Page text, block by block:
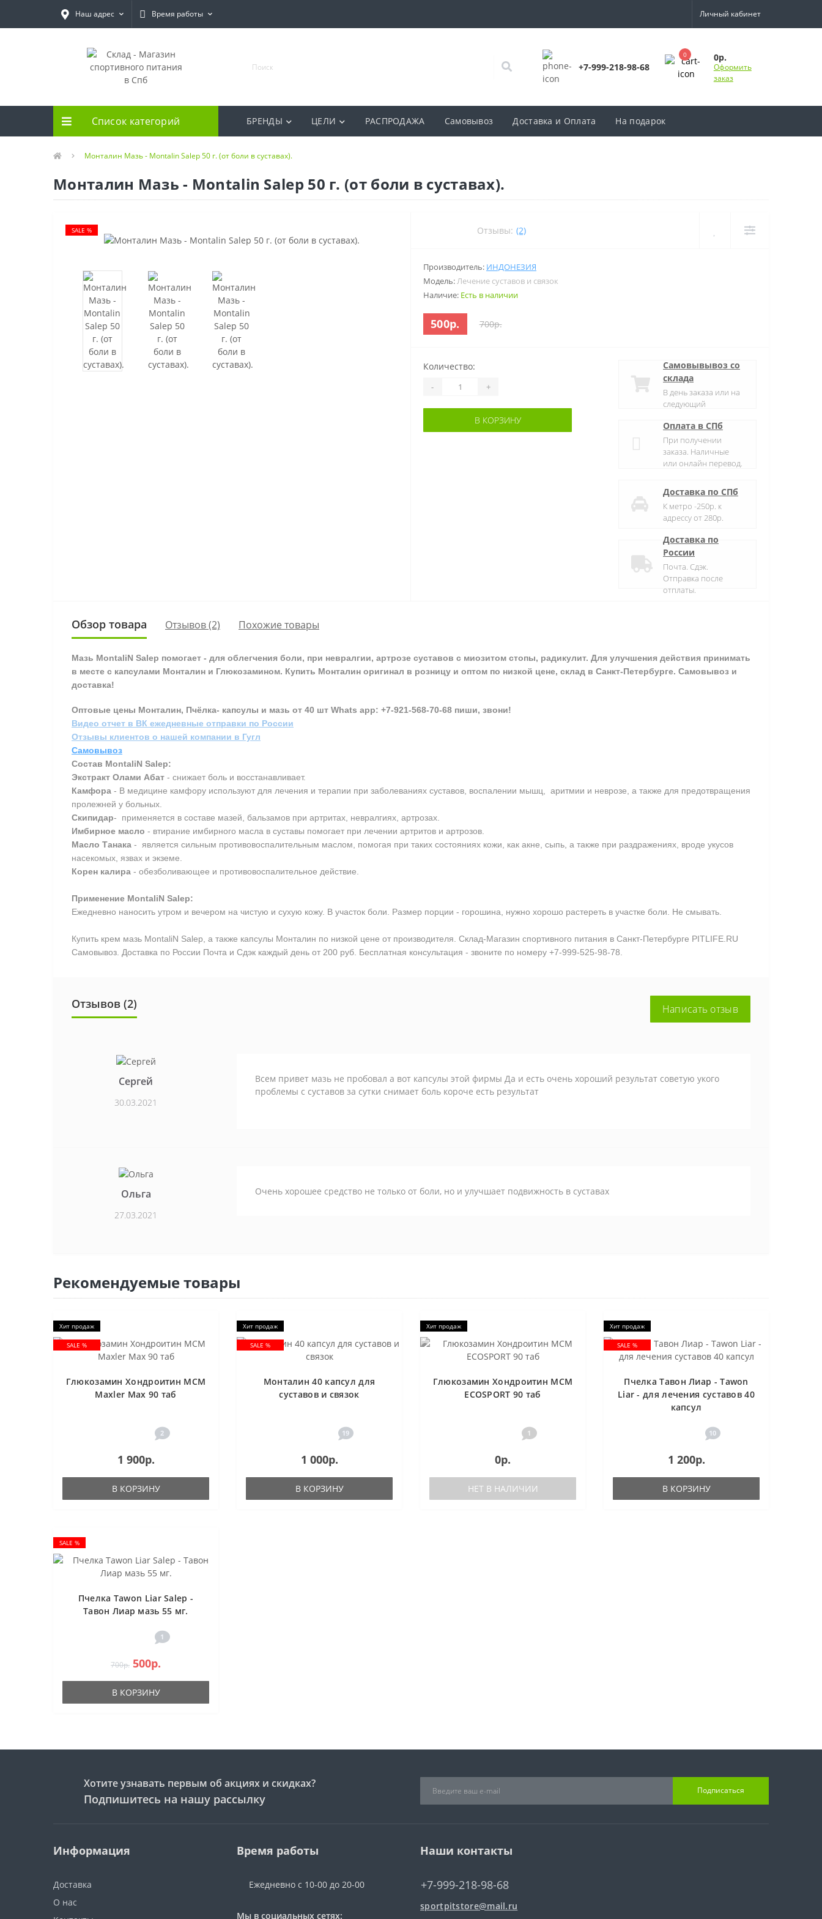
Наш адрес Время работы Личный кабинет
+7-999-218-98-68
0 0р.
Оформить
заказ
Список категорий БРЕНДЫ ЦЕЛИ РАСПРОДАЖА Самовывоз Доставка и Оплата На подарок
Монталин Мазь - Montalin Salep 50 г. (от боли в суставах).
Монталин Мазь - Montalin Salep 50 г. (от боли в суставах).
SALE % Отзывы: (2)
Производитель: ИНДОНЕЗИЯ
Модель:Лечение суставов и связок
Наличие: Есть в наличии
500р. 700р.
Количество:
- +
В КОРЗИНУ
Самовывывоз со
склада
В день заказа или на
следующий
Оплата в СПб
При получении
заказа. Наличные
или онлайн перевод.
Доставка по СПб
К метро -250р. к
адрессу от 280р.
Доставка по
России
Почта. Сдэк.
Отправка после
отплаты.
Обзор товара Отзывов (2) Похожие товары
Мазь MontaliN Salep помогает - для облегчения боли, при невралгии, артрозе суставов с миозитом стопы, радикулит. Для улучшения действия принимать
в месте с капсулами Монталин и Глюкозамином. Купить Монталин оригинал в розницу и оптом по низкой цене, склад в Санкт-Петербурге. Самовывоз и
доставка!
Оптовые цены Монталин, Пчёлка- капсулы и мазь от 40 шт Whats app: +7-921-568-70-68 пиши, звони!
Видео отчет в ВК ежедневные отправки по России
Отзывы клиентов о нашей компании в Гугл
Самовывоз
Состав MontaliN Salep:
Экстракт Олами Абат - снижает боль и восстанавливает.
Камфора - В медицине камфору используют для лечения и терапии при заболеваниях суставов, воспалении мышц, аритмии и неврозе, а также для предотвращения
пролежней у больных.
Скипидар- применяется в составе мазей, бальзамов при артритах, невралгиях, артрозах.
Имбирное масло - втирание имбирного масла в суставы помогает при лечении артритов и артрозов.
Масло Танака - является сильным противовоспалительным маслом, помогая при таких состояниях кожи, как акне, сыпь, а также при раздражениях, вроде укусов
насекомых, язвах и экземе.
Корен калира - обезболивающее и противовоспалительное действие.
Применение MontaliN Salep:
Ежедневно наносить утром и вечером на чистую и сухую кожу. В участок боли. Размер порции - горошина, нужно хорошо растереть в участке боли. Не смывать.
Купить крем мазь MontaliN Salep, а также капсулы Монталин по низкой цене от производителя. Склад-Магазин спортивного питания в Санкт-Петербурге PITLIFE.RU
Самовывоз. Доставка по России Почта и Сдэк каждый день от 200 руб. Бесплатная консультация - звоните по номеру +7-999-525-98-78.
Отзывов (2) Написать отзыв
Сергей
30.03.2021
Всем привет мазь не пробовал а вот капсулы этой фирмы Да и есть очень хороший результат советую укого
проблемы с суставов за сутки снимает боль короче есть результат
Ольга
27.03.2021
Очень хорошее средство не только от боли, но и улучшает подвижность в суставах
Рекомендуемые товары
Хит продаж
SALE %
Глюкозамин Хондроитин МСМ
Maxler Max 90 таб
2
1 900р.
В КОРЗИНУ
Хит продаж
SALE %
Монталин 40 капсул для
суставов и связок
19
1 000р.
В КОРЗИНУ
Хит продаж
Глюкозамин Хондроитин МСМ
ECOSPORT 90 таб
1
0р.
НЕТ В НАЛИЧИИ
Хит продаж
SALE %
Пчелка Тавон Лиар - Tawon
Liar - для лечения суставов 40
капсул
10
1 200р.
В КОРЗИНУ
SALE %
Пчелка Tawon Liar Salep -
Тавон Лиар мазь 55 мг.
1
700р. 500р.
В КОРЗИНУ
Хотите узнавать первым об акциях и скидках?
Подпишитесь на нашу рассылку
Подписаться
Информация
Доставка
О нас
Время работы
Ежедневно с 10-00 до 20-00
Мы в социальных сетях:
Наши контакты
+7-999-218-98-68
sportpitstore@mail.ru